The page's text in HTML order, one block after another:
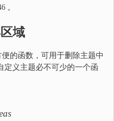
。
域
便的函数，可用于删除主题中
定义主题必不可少的一个函